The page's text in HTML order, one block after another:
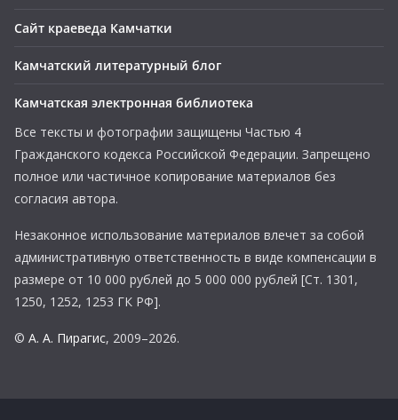
Сайт краеведа Камчатки
Камчатский литературный блог
Камчатская электронная библиотека
Все тексты и фотографии защищены Частью 4
Гражданского кодекса Российской Федерации. Запрещено
полное или частичное копирование материалов без
согласия автора.
Незаконное использование материалов влечет за собой
административную ответственность в виде компенсации в
размере от 10 000 рублей до 5 000 000 рублей [Ст. 1301,
1250, 1252, 1253 ГК РФ].
© А. А. Пирагис, 2009–2026.